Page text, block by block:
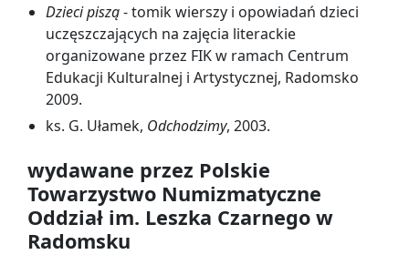
Dzieci piszą- tomik wierszy i opowiadań dzieci
uczęszczających na zajęcia literackie
organizowane przez FIK w ramach Centrum
Edukacji Kulturalnej i Artystycznej, Radomsko
2009.
ks. G. Ułamek, Odchodzimy, 2003.
wydawane przez Polskie
Towarzystwo Numizmatyczne
Oddział im. Leszka Czarnego w
Radomsku